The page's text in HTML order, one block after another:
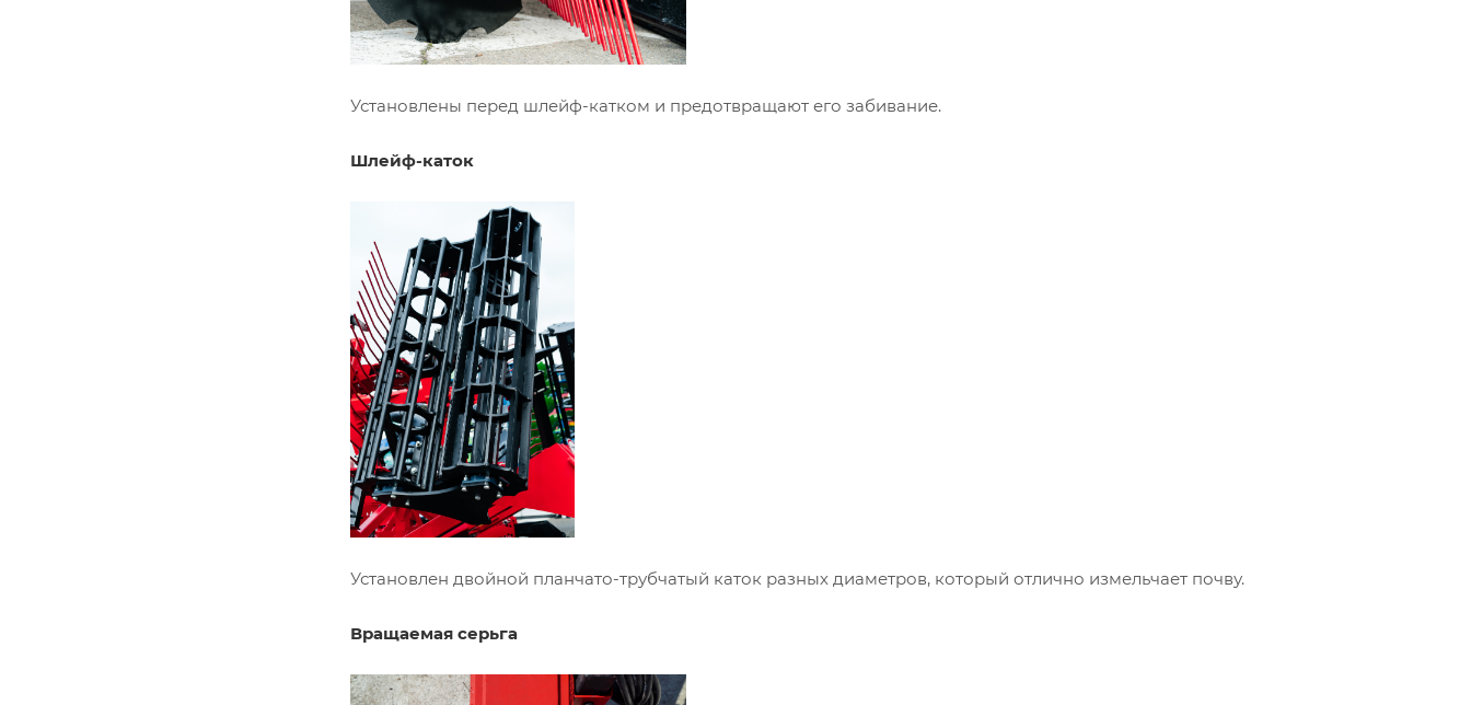
Установлены перед шлейф-катком и предотвращают его забивание.
Шлейф-каток
Установлен двойной планчато-трубчатый каток разных диаметров, который отлично измельчает почву.
Вращаемая серьга